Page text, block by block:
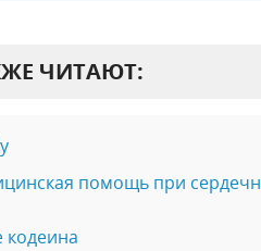
ЧИТАЮТ:
помощь при